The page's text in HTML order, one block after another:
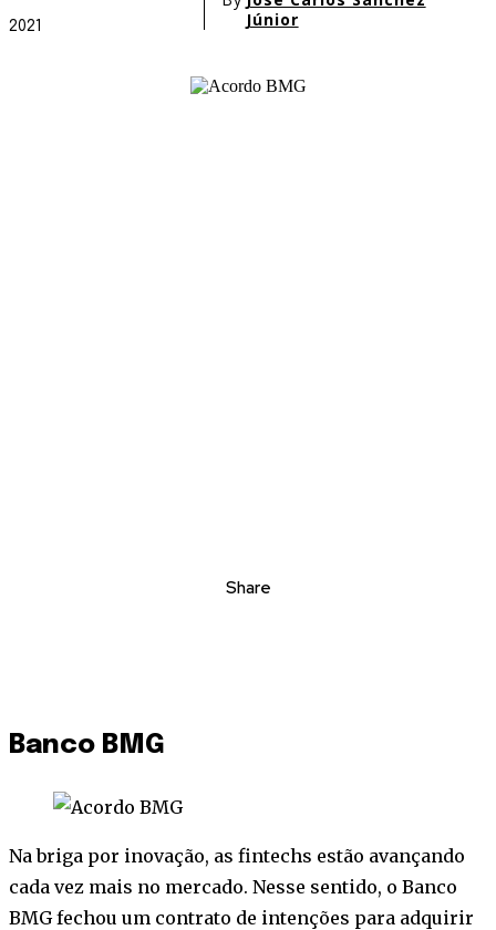
2021
Júnior
Share
Banco BMG
Na briga por inovação, as fintechs estão avançando
cada vez mais no mercado. Nesse sentido, o Banco
BMG fechou um contrato de intenções para adquirir